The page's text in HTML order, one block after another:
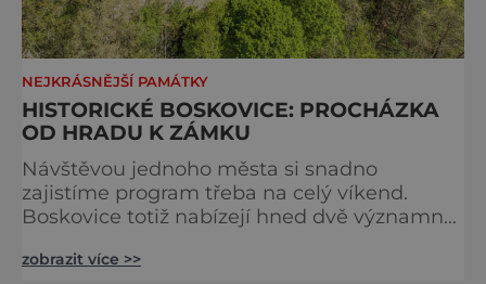
NEJKRÁSNĚJŠÍ PAMÁTKY
HISTORICKÉ BOSKOVICE: PROCHÁZKA
OD HRADU K ZÁMKU
Návštěvou jednoho města si snadno
zajistíme program třeba na celý víkend.
Boskovice totiž nabízejí hned dvě významné
jen půl kilometru. A tak se vydejme za
zobrazit více >>